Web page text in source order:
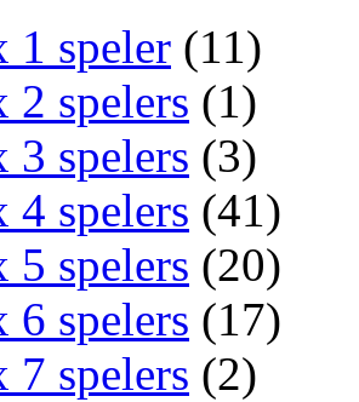
1 speler (11)
2 spelers (1)
3 spelers (3)
4 spelers (41)
5 spelers (20)
6 spelers (17)
7 spelers (2)